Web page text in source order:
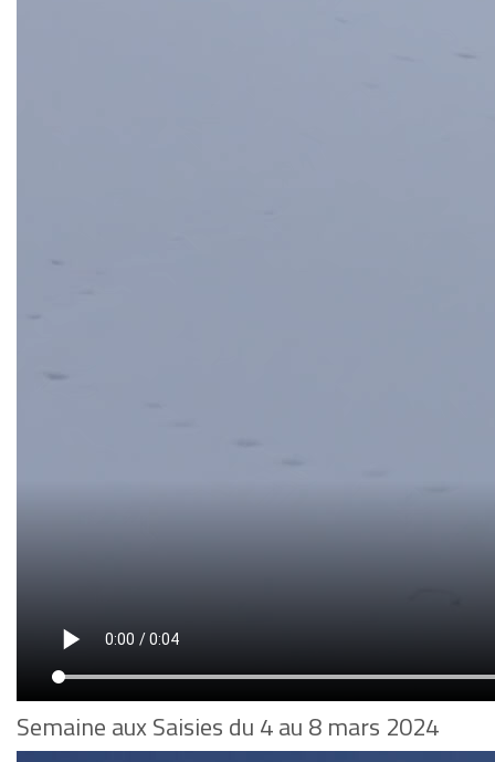
Semaine aux Saisies du 4 au 8 mars 2024